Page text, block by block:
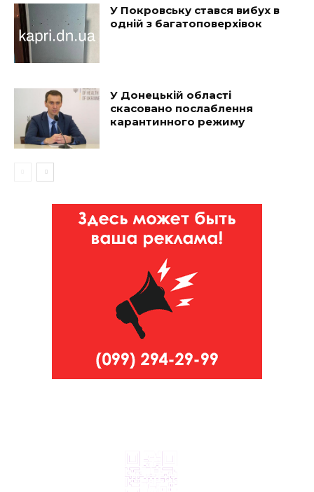
У Покровську стався вибух в
одній з багатоповерхівок
У Донецькій області
скасовано послаблення
карантинного режиму